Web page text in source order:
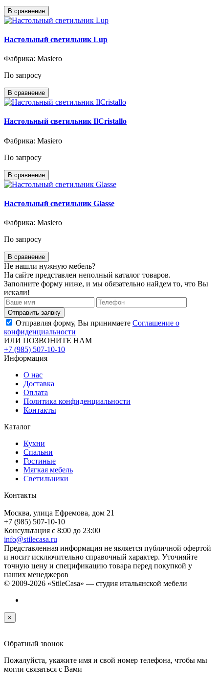
В сравнение
Настольный светильник Lup
Фабрика: Masiero
По запросу
В сравнение
Настольный светильник IlCristallo
Фабрика: Masiero
По запросу
В сравнение
Настольный светильник Glasse
Фабрика: Masiero
По запросу
В сравнение
Не нашли нужную мебель?
На сайте представлен неполный каталог товаров.
Заполните форму ниже, и мы обязательно найдем то, что Вы
искали!
Отправляя форму, Вы принимаете Соглашение о
конфиденциальности
ИЛИ ПОЗВОНИТЕ НАМ
+7 (985) 507-10-10
Информация
О нас
Доставка
Оплата
Политика конфиденциальности
Контакты
Каталог
Кухни
Спальни
Гостиные
Мягкая мебель
Светильники
Контакты
Москва, улица Ефремова, дом 21
+7 (985) 507-10-10
Консультация с 8:00 до 23:00
info@stilecasa.ru
Представленная информация не является публичной офертой
и носит исключительно справочный характер. Уточняйте
точную цену и спецификацию товара перед покупкой у
наших менеджеров
© 2009-2026 «StileCasa» — студия итальянской мебели
×
Обратный звонок
Пожалуйста, укажите имя и свой номер телефона, чтобы мы
могли связаться с Вами